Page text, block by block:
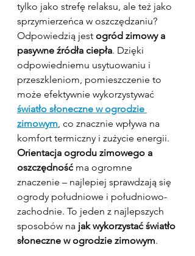
tylko jako strefę relaksu, ale też jako
sprzymierzeńca w oszczędzaniu?
Odpowiedzią jest ogród zimowy a
pasywne źródła ciepła. Dzięki
odpowiedniemu usytuowaniu i
przeszkleniom, pomieszczenie to
może efektywnie wykorzystywać
światło słoneczne w ogrodzie
zimowym, co znacznie wpływa na
komfort termiczny i zużycie energii.
Orientacja ogrodu zimowego a
oszczędność ma ogromne
znaczenie – najlepiej sprawdzają się
ogrody południowe i południowo-
zachodnie. To jeden z najlepszych
sposobów na jak wykorzystać światło
słoneczne w ogrodzie zimowym.